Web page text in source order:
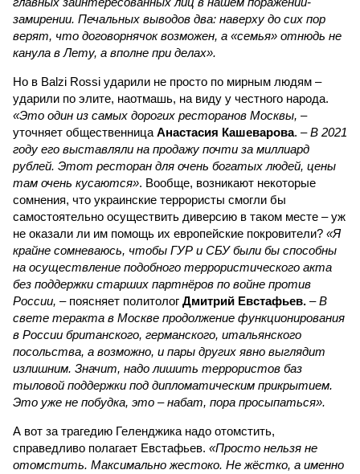
замирении. Печальных выводов два: наверху до сих пор
верят, что договорнячок возможен, а «семья» отнюдь не
канула в Лету, а вполне при делах».
Но в Balzi Rossi ударили не просто по мирным людям –
ударили по элите, наотмашь, на виду у честного народа.
«Это один из самых дорогих ресторанов Москвы, –
уточняет общественница Анастасия Кашеварова. –В 2021
году его выставляли на продажу почти за миллиард
рублей. Этот ресторан для очень богатых людей, цены
там очень кусаются». Вообще, возникают некоторые
сомнения, что украинские террористы смогли бы
самостоятельно осуществить диверсию в таком месте – уж
не оказали ли им помощь их европейские покровители? «Я
крайне сомневаюсь, чтобы ГУР и СБУ были бы способны
на осуществление подобного террористического акта
без поддержки старших партнёров по войне против
России, – поясняет политолог Дмитрий Евстафьев. –В
свете теракта в Москве продолжение функционирования
в России британского, германского, итальянского
посольства, а возможно, и пары других явно выглядит
излишним. Значит, надо лишить террористов баз
тыловой поддержки под дипломатическим прикрытием.
Это уже не побудка, это – набат, пора просыпаться».
А вот за трагедию Геленджика надо отомстить,
справедливо полагает Евстафьев. «Просто нельзя не
отомстить. Максимально жестоко. Не жёстко, а именно